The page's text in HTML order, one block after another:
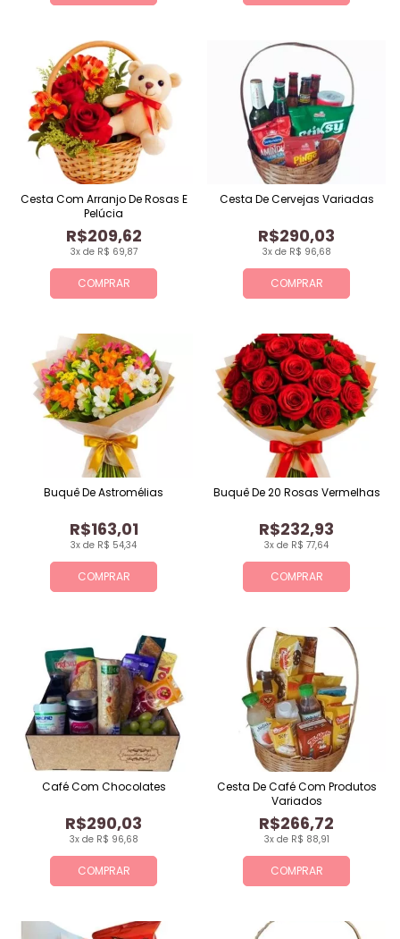
COMPRAR
3x de R$ 69,87
R$209,62
Cesta Com Arranjo De Rosas E
Pelúcia
COMPRAR
3x de R$ 96,68
R$290,03
Cesta De Cervejas Variadas
COMPRAR
3x de R$ 54,34
R$163,01
Buquê De Astromélias
COMPRAR
3x de R$ 77,64
R$232,93
Buquê De 20 Rosas Vermelhas
COMPRAR
3x de R$ 96,68
R$290,03
Café Com Chocolates
COMPRAR
3x de R$ 88,91
R$266,72
Cesta De Café Com Produtos
Variados